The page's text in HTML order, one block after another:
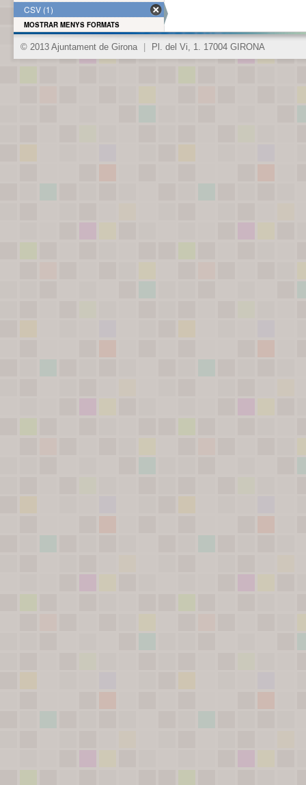
CSV (1)
MOSTRAR MENYS FORMATS
© 2013 Ajuntament de Girona Pl. del Vi, 1. 17004 GIRONA